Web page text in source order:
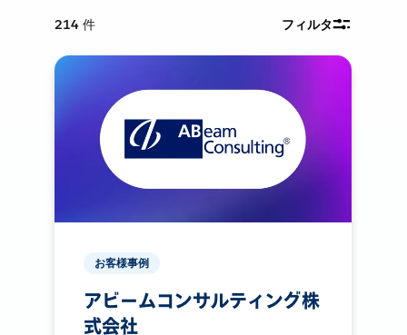
214 件 フィルタ
お客様事例
アビームコンサルティング株
式会社